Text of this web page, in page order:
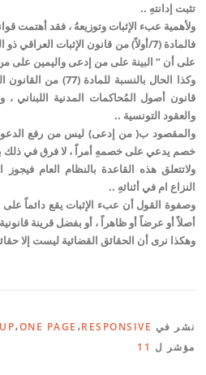
تثبت إدانتهِ ..
ولأهمية عبء الإثبات وتوزيعهُ ، فقد أهتمت
على أن ” البينة على من إدعى واليمين على
والعقود التونسية ..
والمقصود ب( من إدعى) ليس من رفع
خصم يدعي على خصمهِ أمراً ، لا فرق في
ولاتتعلق هذه القاعدة بالنظام العام
النزاع ام في أثنائهِ ..
وصفوة القول أن عبء الإثبات يقع دائماً
أصلاً أو عرضاً أو ظاهراً ، أو بفضل قرينة
وهكذا نرى أن الحقائق القضائية ليست إلا
نشر في ،ONE PAGE ،RESPONSIVE
مؤشر ل 11